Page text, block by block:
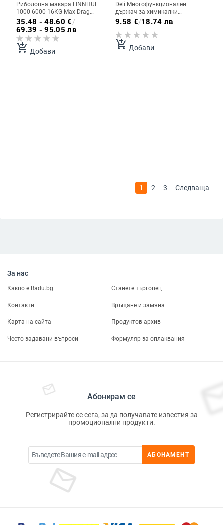
Риболовна макара LINNHUE
1000-6000 16KG Max Drag
Rubber Grip Соленоводна
сладководна въртяща се
макара Сребърна макара
Pesca Carp Reel Fishing
35.48 - 48.60 €/
69.39 - 95.05 лв
add_shopping_cart Добави
Deli Многофункционален
държач за химикалки
Пластмасова кутия за
съхранение Държач за
химикалки Настолен
персонален обикновен
многослоен студентски
9.58 €/18.74 лв
add_shopping_cart Добави
1 2 3 Следваща
За нас
Какво е Badu.bg Станете търговец
Контакти Връщане и замяна
Карта на сайта Продуктов архив
Често задавани въпроси Формуляр за оплаквания
Абонирам се
Регистрирайте се сега, за да получавате известия за
промоционални продукти.
АБОНАМЕНТ